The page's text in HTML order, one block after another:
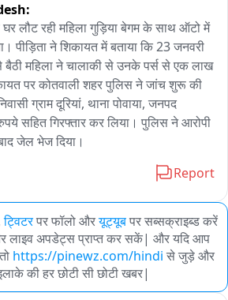
घर लौट रही महिला गुड़िया बेगम के साथ ऑटो में
पीड़िता ने शिकायत में बताया कि 23 जनवरी
महिला ने चालाकी से उनके पर्स से एक लाख
पर कोतवाली शहर पुलिस ने जांच शुरू की
ग्राम दूरियां, थाना पोवाया, जनपद
सहित गिरफ्तार कर लिया। पुलिस ने आरोपी
जेल भेज दिया।
Report
ट्विटरपर फॉलो औरयूट्यूबपर सब्सक्राइब्ड करें
लाइव अपडेट्स प्राप्त कर सकें| और यदि आप
https://pinewz.com/hindi से जुड़े और
की हर छोटी सी छोटी खबर|